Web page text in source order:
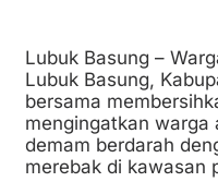
Lubuk Basung –
Lubuk Basung,
bersama
mengingatkan warga
demam berdarah
merebak di kawasan